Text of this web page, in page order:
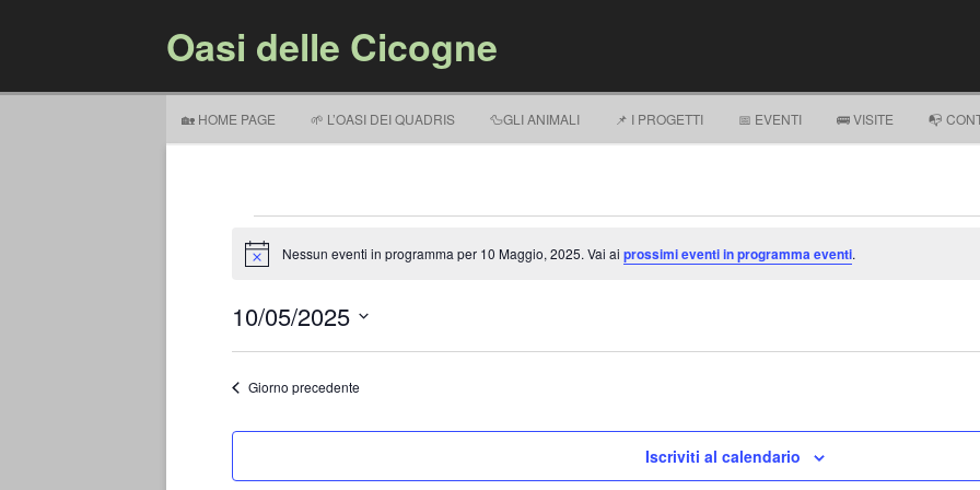
Oasi delle Cicogne
🏡 HOME PAGE 🌱 L’OASI DEI QUADRIS 🦆GLI ANIMALI 📌 I PROGETTI 📅 EVENTI 🚌 VISITE 📭
Eventi
for
10
Maggio,
Notice Nessun eventi in programma per 10 Maggio, 2025. Vai ai prossimi eventi in programma eventi.
10/05/2025
la
Giorno precedente
Iscriviti al calendario